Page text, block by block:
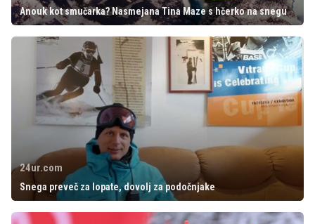
Anouk kot smučarka? Nasmejana Tina Maze s hčerko na snegu
24ur.com
Snega preveč za lopate, dovolj za podočnjake